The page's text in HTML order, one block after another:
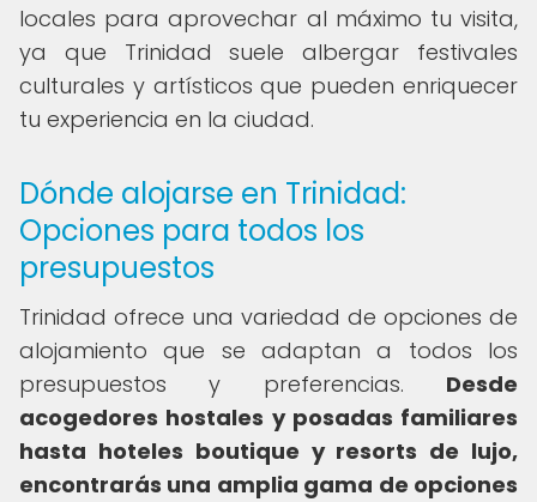
locales para aprovechar al máximo tu visita,
ya que Trinidad suele albergar festivales
culturales y artísticos que pueden enriquecer
tu experiencia en la ciudad.
Dónde alojarse en Trinidad:
Opciones para todos los
presupuestos
Trinidad ofrece una variedad de opciones de
alojamiento que se adaptan a todos los
presupuestos y preferencias. Desde
acogedores hostales y posadas familiares
hasta hoteles boutique y resorts de lujo,
encontrarás una amplia gama de opciones